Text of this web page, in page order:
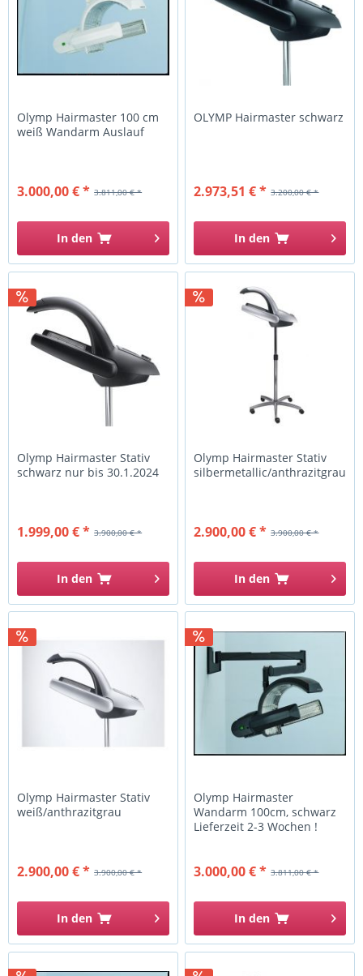
Olymp Hairmaster 100 cm
weiß Wandarm Auslauf
3.811,00 € *
3.000,00 € *
In den
OLYMP Hairmaster schwarz
3.200,00 € *
2.973,51 € *
In den
Olymp Hairmaster Stativ
schwarz nur bis 30.1.2024
3.900,00 € *
1.999,00 € *
In den
Olymp Hairmaster Stativ
silbermetallic/anthrazitgrau
3.900,00 € *
2.900,00 € *
In den
Olymp Hairmaster Stativ
weiß/anthrazitgrau
3.900,00 € *
2.900,00 € *
In den
Olymp Hairmaster
Wandarm 100cm, schwarz
Lieferzeit 2-3 Wochen !
3.811,00 € *
3.000,00 € *
In den